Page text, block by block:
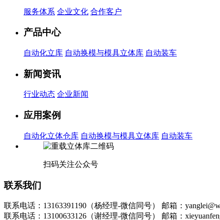
服务体系 企业文化 合作客户
产品中心
自动化立库 自动换模与模具立体库 自动装车
新闻资讯
行业动态 企业新闻
应用案例
自动化立体仓库 自动换模与模具立体库 自动装车
扫码关注公众号
联系我们
联系电话：13163391190（杨经理-微信同号） 邮箱：
联系电话：13100633126（谢经理-微信同号） 邮箱：